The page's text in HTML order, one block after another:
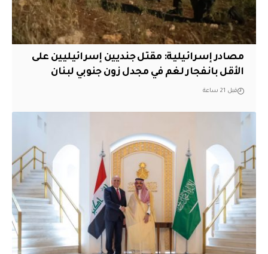
مصادر إسرائيلية: مقتل جنديين إسرائيليين على
الأقل بانفجار لغم في مجدل زون جنوبي لبنان
قبل 21 ساعة